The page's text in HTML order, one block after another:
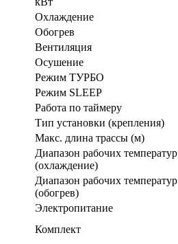
Охлаждение
Обогрев
Вентиляция
Осушение
Режим ТУРБО
Режим SLEEP
Работа по таймеру
Тип установки (крепления)
Макс. длина трассы (м)
Диапазон рабочих температур
(охлаждение)
Диапазон рабочих температур
(обогрев)
Электропитание
Комплект